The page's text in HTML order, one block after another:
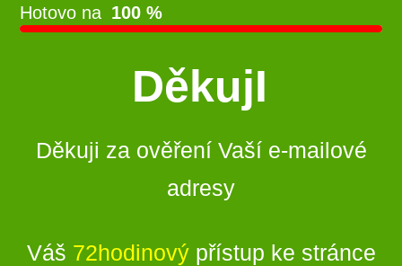
Hotovo na 100 %
DěkujI
Děkuji za ověření Vaší e-mailové
adresy
Váš 72hodinovýpřístup ke stránce